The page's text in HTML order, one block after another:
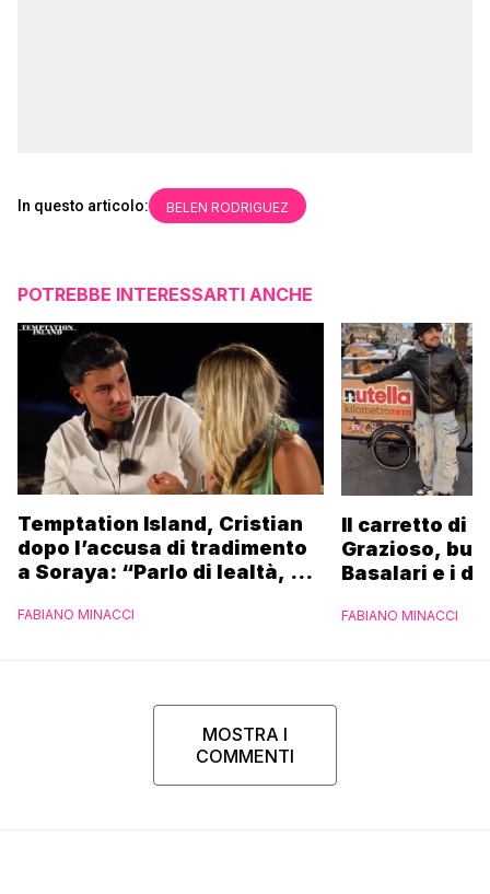
In questo articolo: BELEN RODRIGUEZ
POTREBBE INTERESSARTI ANCHE
Temptation Island, Cristian
dopo l’accusa di tradimento
a Soraya: “Parlo di lealtà, ma
FABIANO MINACCI
Il carretto di
Grazioso,
Basalari e i
Ferrero”
FABIANO MINACCI
MOSTRA I
COMMENTI